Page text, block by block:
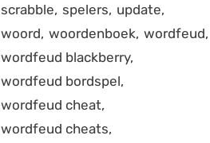
scrabble spelers update
woord woordenboek wordfeud
wordfeud blackberry
wordfeud bordspel
wordfeud cheat
wordfeud cheats